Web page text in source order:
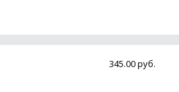
345.00 руб.